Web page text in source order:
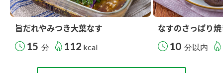
旨だれやみつき大葉なす
15 分 112 kcal
なすのさっぱり
10 分以内